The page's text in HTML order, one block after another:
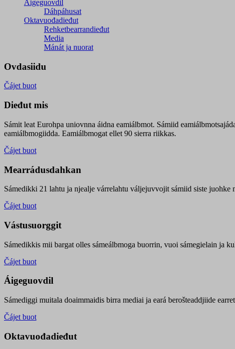
Áigeguovdil
Dáhpáhusat
Oktavuođadieđut
Rehketbearrandieđut
Media
Mánát ja nuorat
Ovdasiidu
Čájet buot
Dieđut mis
Sámit leat Eurohpa uniovnna áidna eamiálbmot. Sámiid
eamiálbmogiidda. Eamiálbmogat ellet 90 sierra riikkas.
Čájet buot
Mearrádusdahkan
Sámedikki 21 lahtu ja njealje várrelahtu váljejuvvojit sámiid siste
Čájet buot
Vástusuorggit
Sámedikkis mii bargat olles sámeálbmoga buorrin, vuoi sámegielain ja
Čájet buot
Áigeguovdil
Sámediggi muitala doaimmaidis birra mediai ja eará berošteaddjiide
Čájet buot
Oktavuođadieđut